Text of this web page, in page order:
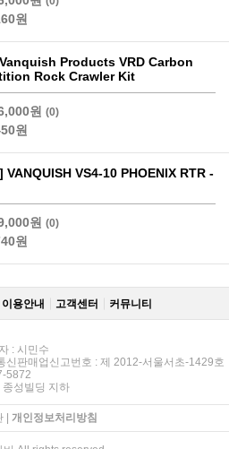
원
Products VRD Carbon
Rock Crawler Kit
원 (0)
원
VANQUISH VS4-10 PHOENIX RTR -
원 (0)
원
이용안내 고객센터 커뮤니티
: 시민수
신판매업신고번호 : 제 2012-서울서초-1429호
5872
성빌딩 지하
| 개인정보처리방침